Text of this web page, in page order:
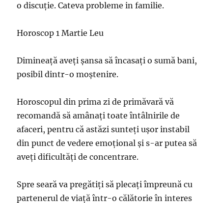
o discuție. Cateva probleme in familie.
Horoscop 1 Martie Leu
Dimineață aveți șansa să încasați o sumă bani,
posibil dintr-o moștenire.
Horoscopul din prima zi de primăvară vă
recomandă să amânați toate întâlnirile de
afaceri, pentru că astăzi sunteți ușor instabil
din punct de vedere emoțional și s-ar putea să
aveți dificultăți de concentrare.
Spre seară va pregătiți să plecați împreună cu
partenerul de viață într-o călătorie în interes